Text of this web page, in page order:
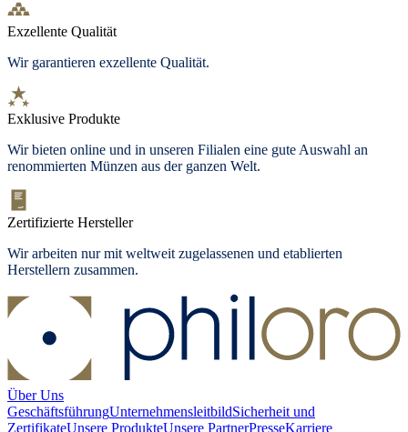
Exzellente Qualität
Wir garantieren exzellente Qualität.
Exklusive Produkte
Wir bieten online und in unseren Filialen eine gute Auswahl an
renommierten Münzen aus der ganzen Welt.
Zertifizierte Hersteller
Wir arbeiten nur mit weltweit zugelassenen und etablierten
Herstellern zusammen.
Über Uns
GeschäftsführungUnternehmensleitbildSicherheit und
ZertifikateUnsere ProdukteUnsere PartnerPresseKarriere